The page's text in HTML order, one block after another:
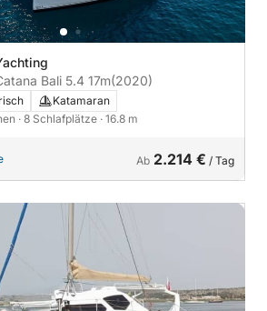
Bali 5.4 17m(2020)
Katamaran
· 8 Schlafplätze · 16.8 m
Ab 2.214 € / Tag